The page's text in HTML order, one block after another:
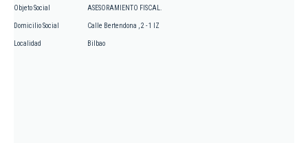
Objeto Social ASESORAMIENTO FISCAL.
Domicilio Social Calle Bertendona , 2 - 1 IZ
Localidad Bilbao